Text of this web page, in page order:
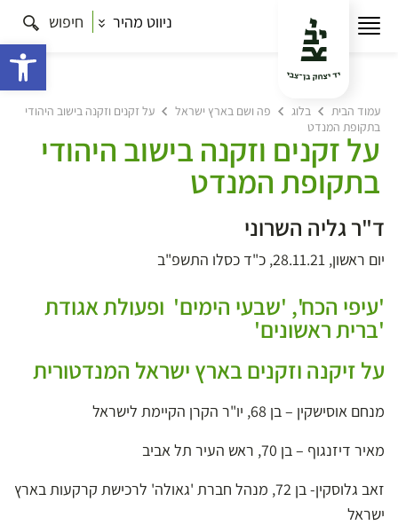
ניווט מהיר חיפוש
עמוד הבית בלוג פה ושם בארץ ישראל
על זקנים וזקנה בישוב היהודי
בתקופת המנדט
על זקנים וזקנה בישוב היהודי
בתקופת המנדט
ד"ר גליה השרוני
יום ראשון, 28.11.21, כ"ד כסלו התשפ"ב
'עיפי הכח', 'שבעי הימים' ופעולת אגודת
'ברית ראשונים'
על זיקנה וזקנים בארץ ישראל המנדטורית
מנחם אוסישקין – בן 68, יו"ר הקרן הקיימת לישראל
מאיר דיזנגוף – בן 70, ראש העיר תל אביב
זאב גלוסקין- בן 72, מנהל חברת 'גאולה' לרכישת קרקעות בארץ
ישראל